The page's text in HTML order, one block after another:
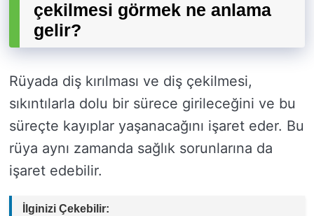
çekilmesi görmek ne anlama
gelir?
Rüyada diş kırılması ve diş çekilmesi,
sıkıntılarla dolu bir sürece girileceğini ve bu
süreçte kayıplar yaşanacağını işaret eder. Bu
rüya aynı zamanda sağlık sorunlarına da
işaret edebilir.
İlginizi Çekebilir: